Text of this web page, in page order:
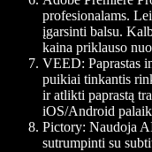
profesionalams.
įgarsinti balsu.
kaina priklauso
VEED: Paprastas
puikiai tinkantis
ir atlikti paprastą
iOS/Android
Pictory: Naudoja
sutrumpinti su